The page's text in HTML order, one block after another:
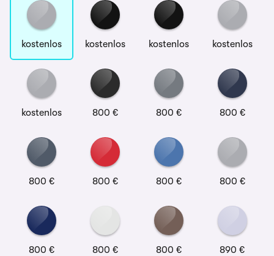
kostenlos kostenlos kostenlos kostenlos
kostenlos 800 € 800 € 800 €
800 € 800 € 800 € 800 €
800 € 800 € 800 € 890 €